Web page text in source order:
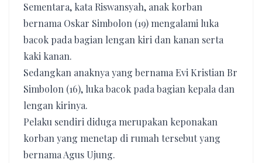
Sementara, kata Riswansyah, anak korban
bernama Oskar Simbolon (19) mengalami luka
bacok pada bagian lengan kiri dan kanan serta
kaki kanan.
Sedangkan anaknya yang bernama Evi Kristian Br
Simbolon (16), luka bacok pada bagian kepala dan
lengan kirinya.
Pelaku sendiri diduga merupakan keponakan
korban yang menetap di rumah tersebut yang
bernama Agus Ujung.